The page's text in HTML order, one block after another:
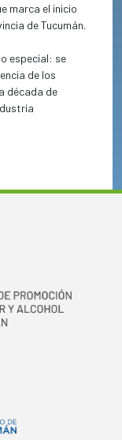
marca el inicio
de Tucumán.
especial: se
de los
década de